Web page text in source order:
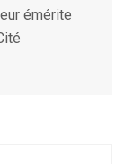
émérite